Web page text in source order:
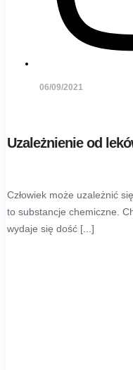
06/09/2021
Uzależnienie od
Człowiek może uzależnić
to substancje chemiczne.
wydaje się dość [...]